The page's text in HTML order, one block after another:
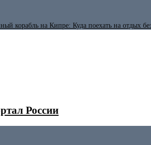
корабль на Кипре: Куда поехать на отдых
России